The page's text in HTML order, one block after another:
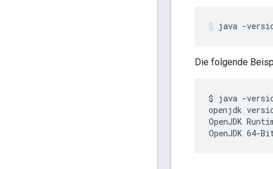
java -
Die folgende
$ java -
openjdk
OpenJDK
OpenJDK 64-